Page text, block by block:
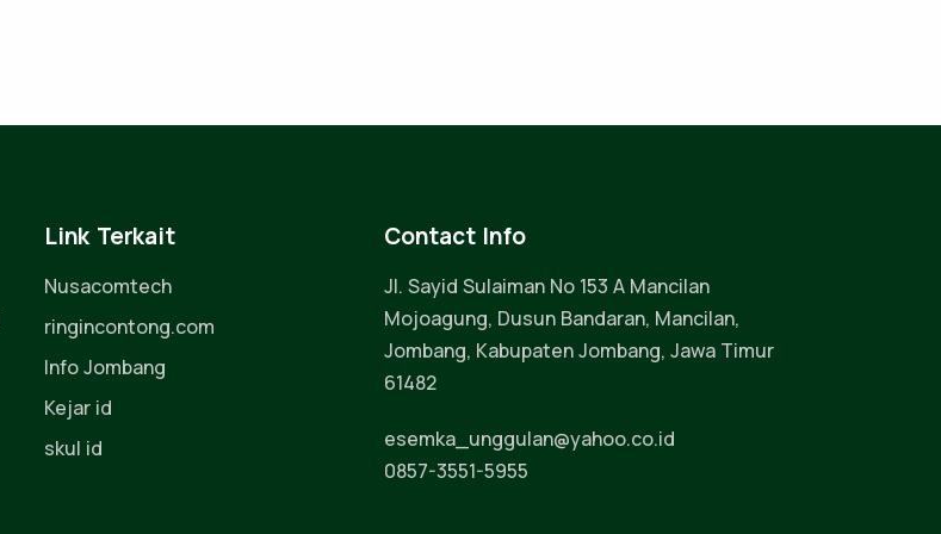
Link Terkait
Nusacomtech
ringincontong.com
Info Jombang
Kejar id
skul id
Contact Info
Jl. Sayid Sulaiman No 153 A Mancilan
Mojoagung, Dusun Bandaran, Mancilan,
Jombang, Kabupaten Jombang, Jawa Timur
61482
esemka_unggulan@yahoo.co.id
0857-3551-5955